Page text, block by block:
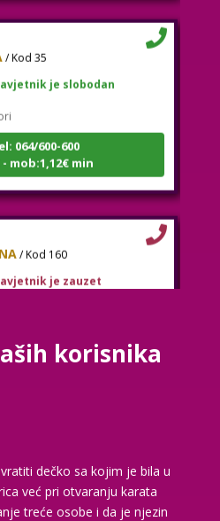
064/600-600
- mob:1,12€ min
- mob:1,12€ min
je slobodan
i ljubavni tarot, visak,
mudrosti, rune, izrada runskih
korisnika
dečko sa kojim je bila u
već pri otvaranju karata
treće osobe i da je njezin